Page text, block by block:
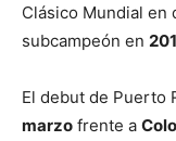
Clásico Mundial en
subcampeón en
El debut de Puerto
marzo frente a